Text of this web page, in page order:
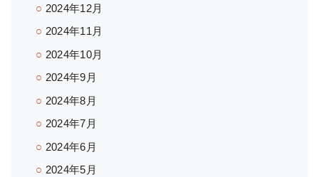
2024年12月
2024年11月
2024年10月
2024年9月
2024年8月
2024年7月
2024年6月
2024年5月